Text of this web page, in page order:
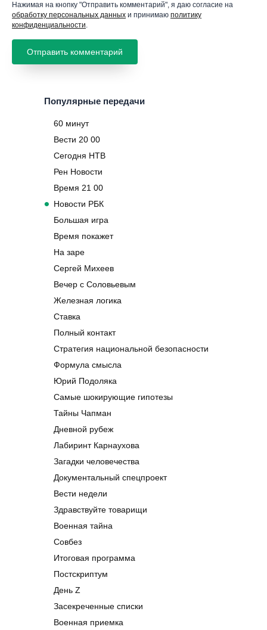
Нажимая на кнопку "Отправить комментарий", я даю согласие на
обработку персональных данных и принимаю политику
конфиденциальности.
Популярные передачи
60 минут
Вести 20 00
Сегодня НТВ
Рен Новости
Время 21 00
Новости РБК
Большая игра
Время покажет
На заре
Сергей Михеев
Вечер с Соловьевым
Железная логика
Ставка
Полный контакт
Стратегия национальной безопасности
Формула смысла
Юрий Подоляка
Самые шокирующие гипотезы
Тайны Чапман
Дневной рубеж
Лабиринт Карнаухова
Загадки человечества
Документальный спецпроект
Вести недели
Здравствуйте товарищи
Военная тайна
Совбез
Итоговая программа
Постскриптум
День Z
Засекреченные списки
Военная приемка